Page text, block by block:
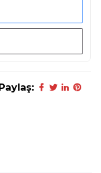
Paylaş: